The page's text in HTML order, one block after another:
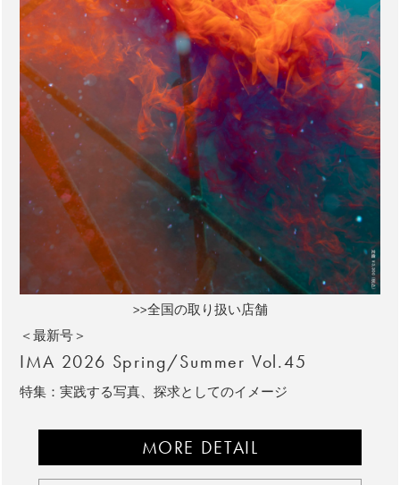
>>全国の取り扱い店舗
＜最新号＞
IMA 2026 Spring/Summer Vol.45
特集：実践する写真、探求としてのイメージ
MORE DETAIL